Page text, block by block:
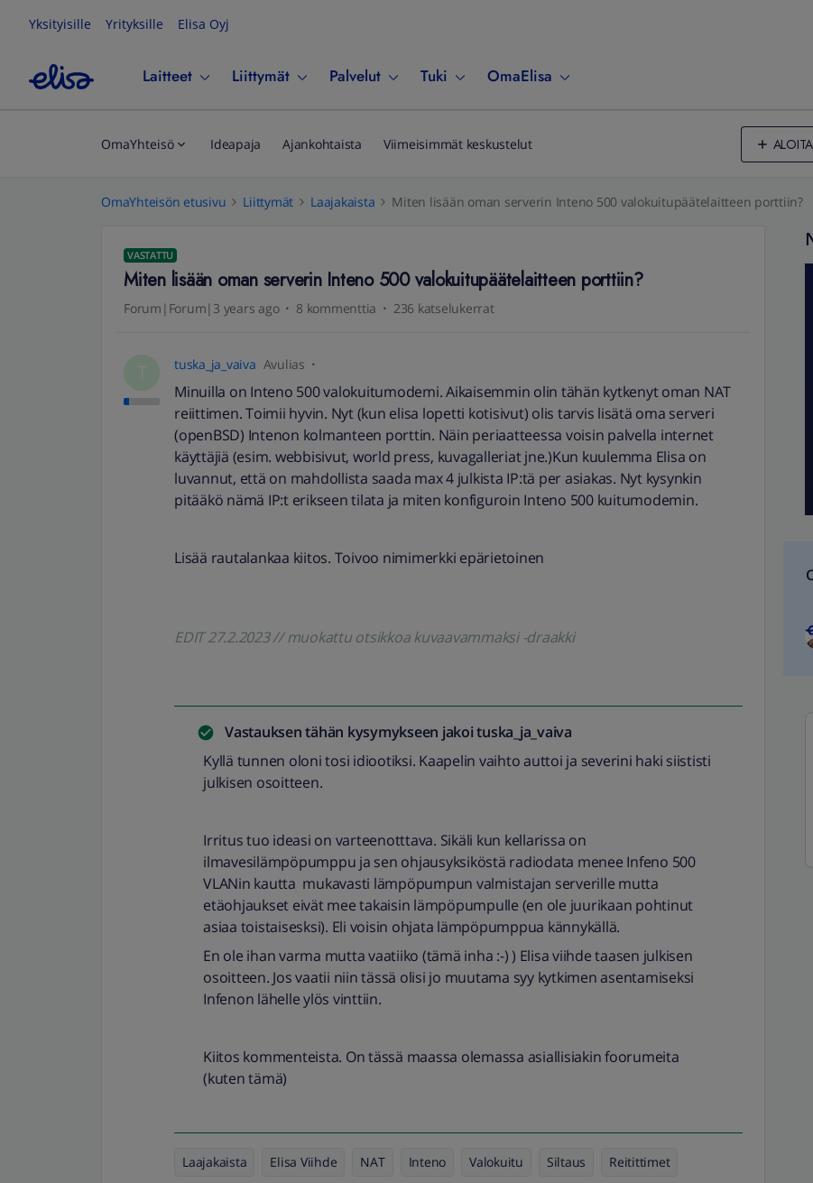
Yksityisille Yrityksille Elisa Oyj
Laitteet Liittymät Palvelut Tuki OmaElisa
OmaYhteisö Ideapaja Ajankohtaista Viimeisimmät keskustelut
OmaYhteisön etusivu Liittymät Laajakaista Miten lisään oman serverin Inteno 500 valokuitupäätelaitteen porttiin?
VASTATTU
Miten lisään oman serverin Inteno 500 valokuitupäätelaitteen porttiin?
Forum|Forum|3 years ago 8 kommenttia 236 katselukerrat
tuska_ja_vaiva Avulias
Minuilla on Inteno 500 valokuitumodemi. Aikaisemmin olin tähän kytkenyt oman NAT
reiittimen. Toimii hyvin. Nyt (kun elisa lopetti kotisivut) olis tarvis lisätä oma serveri
(openBSD) Intenon kolmanteen porttin. Näin periaatteessa voisin palvella internet
käyttäjiä (esim. webbisivut, world press, kuvagalleriat jne.)Kun kuulemma Elisa on
luvannut, että on mahdollista saada max 4 julkista IP:tä per asiakas. Nyt kysynkin
pitääkö nämä IP:t erikseen tilata ja miten konfiguroin Inteno 500 kuitumodemin.
Lisää rautalankaa kiitos. Toivoo nimimerkki epärietoinen
EDIT 27.2.2023 // muokattu otsikkoa kuvaavammaksi -draakki
Vastauksen tähän kysymykseen jakoituska_ja_vaiva
Kyllä tunnen oloni tosi idiootiksi. Kaapelin vaihto auttoi ja severini haki siististi
julkisen osoitteen.
Irritus tuo ideasi on varteenotttava. Sikäli kun kellarissa on
ilmavesilämpöpumppu ja sen ohjausyksiköstä radiodata menee Infeno 500
VLANin kautta mukavasti lämpöpumpun valmistajan serverille mutta
etäohjaukset eivät mee takaisin lämpöpumpulle (en ole juurikaan pohtinut
asiaa toistaisesksi). Eli voisin ohjata lämpöpumppua kännykällä.
En ole ihan varma mutta vaatiiko (tämä inha :-) ) Elisa viihde taasen julkisen
osoitteen. Jos vaatii niin tässä olisi jo muutama syy kytkimen asentamiseksi
Infenon lähelle ylös vinttiin.
Kiitos kommenteista. On tässä maassa olemassa asiallisiakin foorumeita
(kuten tämä)
Laajakaista Elisa Viihde NAT Inteno Valokuitu Siltaus Reitittimet